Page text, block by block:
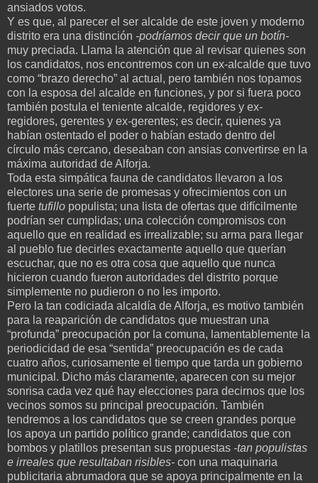
ansiados votos.
Y es que, al parecer el ser alcalde de este joven y moderno
distrito era una distinción -podríamos decir que un botín-
muy preciada. Llama la atención que al revisar quienes son
los candidatos, nos encontremos con un ex-alcalde que tuvo
como “brazo derecho” al actual, pero también nos topamos
con la esposa del alcalde en funciones, y por si fuera poco
también postula el teniente alcalde, regidores y ex-
regidores, gerentes y ex-gerentes; es decir, quienes ya
habían ostentado el poder o habían estado dentro del
círculo más cercano, deseaban con ansias convertirse en la
máxima autoridad de Alforja.
Toda esta simpática fauna de candidatos llevaron a los
electores una serie de promesas y ofrecimientos con un
fuerte tufillo populista; una lista de ofertas que difícilmente
podrían ser cumplidas; una colección compromisos con
aquello que en realidad es irrealizable; su arma para llegar
al pueblo fue decirles exactamente aquello que querían
escuchar, que no es otra cosa que aquello que nunca
hicieron cuando fueron autoridades del distrito porque
simplemente no pudieron o no les importo.
Pero la tan codiciada alcaldía de Alforja, es motivo también
para la reaparición de candidatos que muestran una
“profunda” preocupación por la comuna, lamentablemente la
periodicidad de esa “sentida” preocupación es de cada
cuatro años, curiosamente el tiempo que tarda un gobierno
municipal. Dicho más claramente, aparecen con su mejor
sonrisa cada vez qué hay elecciones para decirnos que los
vecinos somos su principal preocupación. También
tendremos a los candidatos que se creen grandes porque
los apoya un partido político grande; candidatos que con
bombos y platillos presentan sus propuestas -tan populistas
e irreales que resultaban risibles- con una maquinaria
publicitaria abrumadora que se apoya principalmente en la